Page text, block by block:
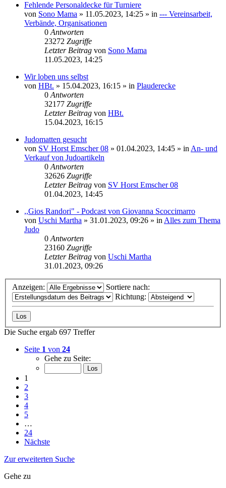
Fehlende Personaldecke für Turniere
von Sono Mama » 11.05.2023, 14:25 » in --- Vereinsarbeit,
Verbände, Organisationen
0 Antworten
23272 Zugriffe
Letzter Beitrag von Sono Mama
11.05.2023, 14:25
Wir loben uns selbst
von HBt. » 15.04.2023, 16:15 » in Plauderecke
0 Antworten
32177 Zugriffe
Letzter Beitrag von HBt.
15.04.2023, 16:15
Judomatten gesucht
von SV Horst Emscher 08 » 01.04.2023, 14:45 » in An- und
Verkauf von Judoartikeln
0 Antworten
32626 Zugriffe
Letzter Beitrag von SV Horst Emscher 08
01.04.2023, 14:45
,,Gios Randori" - Podcast von Giovanna Scoccimarro
von Uschi Martha » 31.01.2023, 09:26 » in Alles zum Thema
Judo
0 Antworten
23160 Zugriffe
Letzter Beitrag von Uschi Martha
31.01.2023, 09:26
Anzeigen:
Sortiere nach:
Richtung:
Die Suche ergab 697 Treffer
Seite 1 von 24
Gehe zu Seite:
1
2
3
4
5
…
24
Nächste
Zur erweiterten Suche
Gehe zu